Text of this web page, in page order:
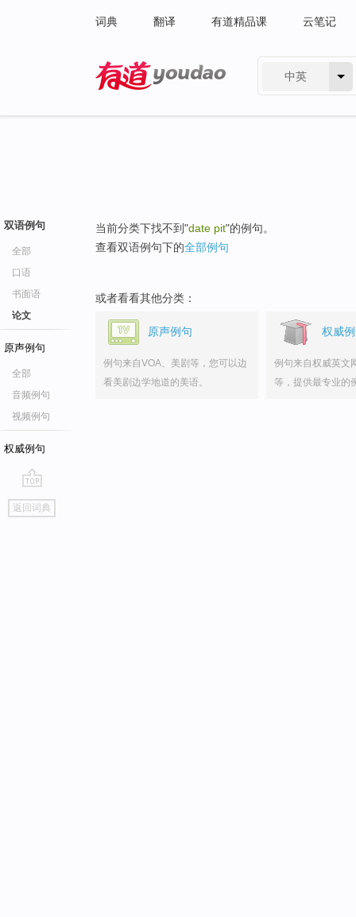
词典 翻译 有道精品课 云笔记
中英
双语例句
全部
口语
书面语
论文
原声例句
全部
音频例句
视频例句
权威例句
go
top
返回词典
当前分类下找不到"date pit"的例句。
查看双语例句下的全部例句
或者看看其他分类：
原声例句
例句来自VOA、美剧等，您可以边
看美剧边学地道的美语。
权威
例句来自权威英文
等，提供最专业的